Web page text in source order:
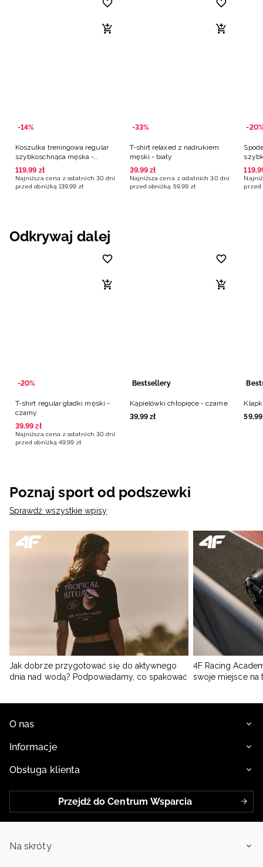
-14%
Koszulka treningowa regular
szybkoschnąca męska -
czarna
119,99 zł
Najniższa cena z ostatnich 30 dni
przed obniżką 139,99 zł
-33%
T-shirt relaxed z nadrukiem
męski - biały
39,99 zł
Najniższa cena z ostatnich 30 dni
przed obniżką 59,99 zł
-20%
119,
przed
Odkrywaj dalej
-20%
T-shirt regular gładki męski -
czarny
39,99 zł
Najniższa cena z ostatnich 30 dni
przed obniżką 49,99 zł
Bestsellery
Kąpielówki chłopięce - czarne
39,99 zł
59,99
Poznaj sport od podszewki
Sprawdź wszystkie wpisy
Jak dobrze przygotować się do aktywnego
dnia nad wodą? Podpowiadamy, co spakować
4F Racing
swoje miejsce na
O nas
Informacje
Obsługa klienta
Przejdź do Centrum Wsparcia
Na skróty